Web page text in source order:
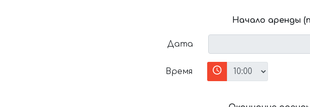
Начало аренды
Дата
Время